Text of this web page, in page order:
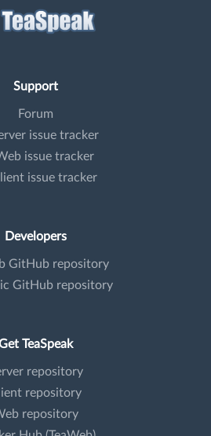
Support
Forum
issue tracker
issue tracker
issue tracker
Developers
GitHub repository
GitHub repository
TeaSpeak
repository
repository
repository